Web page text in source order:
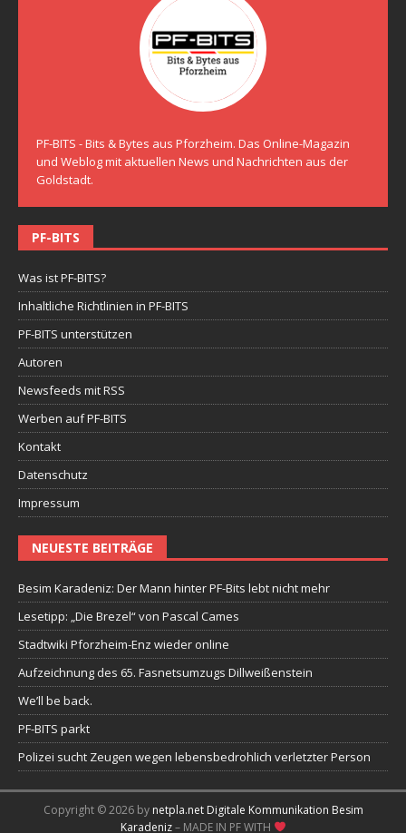
PF-BITS - Bits & Bytes aus Pforzheim. Das Online-Magazin
und Weblog mit aktuellen News und Nachrichten aus der
Goldstadt.
PF-BITS
Was ist PF-BITS?
Inhaltliche Richtlinien in PF-BITS
PF-BITS unterstützen
Autoren
Newsfeeds mit RSS
Werben auf PF-BITS
Kontakt
Datenschutz
Impressum
NEUESTE BEITRÄGE
Besim Karadeniz: Der Mann hinter PF-Bits lebt nicht mehr
Lesetipp: „Die Brezel“ von Pascal Cames
Stadtwiki Pforzheim-Enz wieder online
Aufzeichnung des 65. Fasnetsumzugs Dillweißenstein
We’ll be back.
PF-BITS parkt
Polizei sucht Zeugen wegen lebensbedrohlich verletzter Person
Copyright © 2026 by netpla.net Digitale Kommunikation Besim
Karadeniz– MADE IN PF WITH